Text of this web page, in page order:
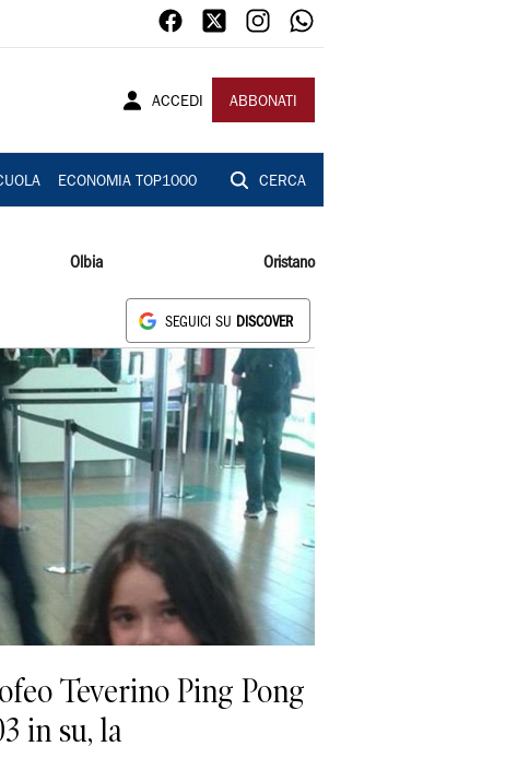
ACCEDI ABBONATI
ECONOMIA TOP1000 CERCA
Olbia Oristano
SEGUICI SU DISCOVER
Teverino Ping Pong
in su, la